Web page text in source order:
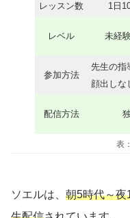
レッスン数 1日
レベル 未経
参加方法
先生の指
顔出しな
配信方法
表：
ソエルは、 朝5時代～夜